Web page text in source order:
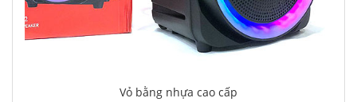
Vỏ bằng nhựa cao cấp